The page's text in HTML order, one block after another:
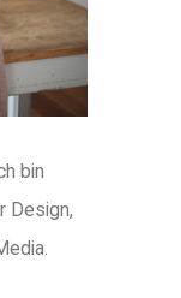
bin
Design,